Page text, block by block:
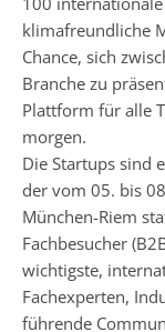
klimafreundliche
Chance, sich
Branche zu
Plattform für alle
morgen.
Die Startups sind
der vom 05. bis
München-Riem
Fachbesucher
wichtigste,
Fachexperten,
führende